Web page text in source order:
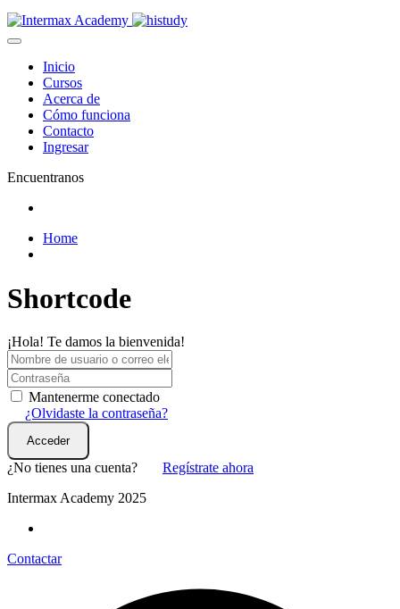
Inicio
Cursos
Acerca de
Cómo funciona
Contacto
Ingresar
Encuentranos
Home
Shortcode
¡Hola! Te damos la bienvenida!
Mantenerme conectado
¿Olvidaste la contraseña?
Acceder
¿No tienes una cuenta?
Regístrate ahora
Intermax Academy 2025
Contactar